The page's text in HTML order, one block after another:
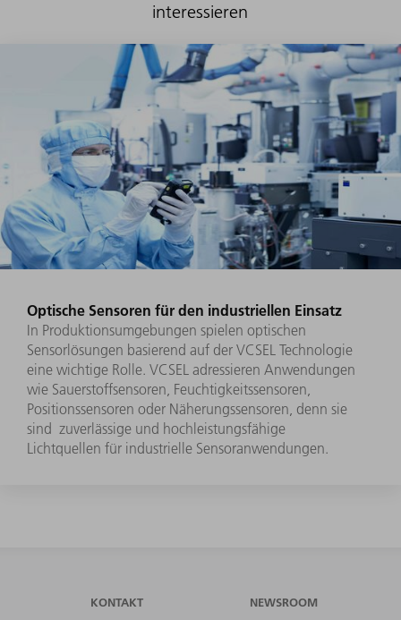
interessieren
Optische Sensoren für den industriellen Einsatz
In Produktionsumgebungen spielen optischen
Sensorlösungen basierend auf der VCSEL Technologie
eine wichtige Rolle. VCSEL adressieren Anwendungen
wie Sauerstoffsensoren, Feuchtigkeitssensoren,
Positionssensoren oder Näherungssensoren, denn sie
sind zuverlässige und hochleistungsfähige
Lichtquellen für industrielle Sensoranwendungen.
KONTAKT NEWSROOM